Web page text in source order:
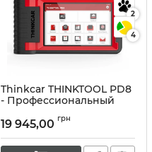
2
4
Thinkcar THINKTOOL PD8
- Профессиональный
Артикул:10303
19 945,00 грн